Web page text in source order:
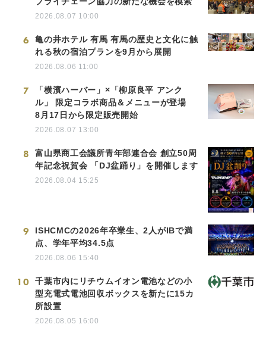
2026.08.07 10:00
6
亀の井ホテル 有馬 有馬の歴史と文化に触
れる秋の宿泊プランを9月から展開
2026.08.06 11:00
7
「横濱ハーバー」×「柳原良平 アンク
ル」 限定コラボ商品＆メニューが登場
8月17日から限定販売開始
2026.08.07 13:00
8
富山県商工会議所青年部連合会 創立50周
年記念祝賀会 「DJ盆踊り」を開催します
2026.08.04 15:25
9
ISHCMCの2026年卒業生、2人がIBで満
点、学年平均34.5点
2026.08.06 15:40
10
千葉市内にリチウムイオン電池などの小
型充電式電池回収ボックスを新たに15カ
所設置
2026.08.05 16:00